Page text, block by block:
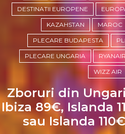
DESTINATII EUROPENE
KAZAHSTAN MAROC
PLECARE BUDAPESTA
PLECARE UNGARIA RYANAIR
WIZZ AIR
Zboruri din
Ibiza 89€, Islanda
sau Islanda